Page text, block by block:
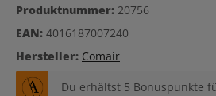
Produktnummer: 20756
EAN: 4016187007240
Hersteller: Comair
Du erhältst 5 Bonuspunkte